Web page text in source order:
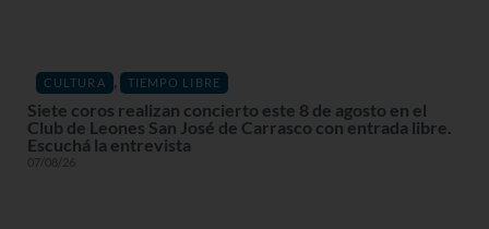
CULTURA , TIEMPO LIBRE
Siete coros realizan concierto este 8 de agosto en el
Club de Leones San José de Carrasco con entrada libre.
Escuchá la entrevista
07/08/26